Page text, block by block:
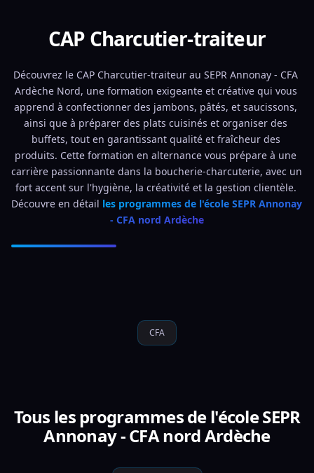
CAP Charcutier-traiteur
Découvrez le CAP Charcutier-traiteur au SEPR Annonay - CFA
Ardèche Nord, une formation exigeante et créative qui vous
apprend à confectionner des jambons, pâtés, et saucissons,
ainsi que à préparer des plats cuisinés et organiser des
buffets, tout en garantissant qualité et fraîcheur des
produits. Cette formation en alternance vous prépare à une
carrière passionnante dans la boucherie-charcuterie, avec un
fort accent sur l'hygiène, la créativité et la gestion clientèle.
Découvre en détail les programmes de l'école SEPR Annonay
- CFA nord Ardèche
CFA
Tous les programmes de l'école SEPR
Annonay - CFA nord Ardèche